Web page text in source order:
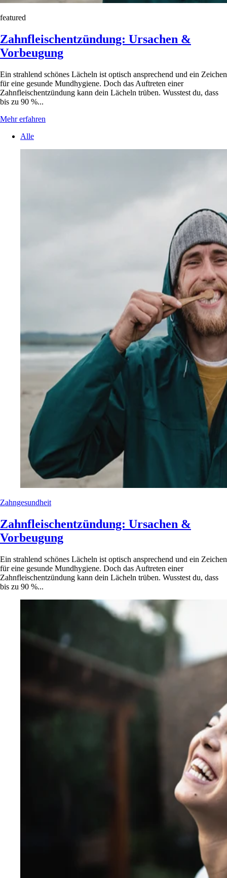
featured
Zahnfleischentzündung: Ursachen &
Vorbeugung
Ein strahlend schönes Lächeln ist optisch ansprechend und ein Zeichen
für eine gesunde Mundhygiene. Doch das Auftreten einer
Zahnfleischentzündung kann dein Lächeln trüben. Wusstest du, dass
bis zu 90 %...
Mehr erfahren
Alle
Zahngesundheit
Zahnfleischentzündung: Ursachen &
Vorbeugung
Ein strahlend schönes Lächeln ist optisch ansprechend und ein Zeichen
für eine gesunde Mundhygiene. Doch das Auftreten einer
Zahnfleischentzündung kann dein Lächeln trüben. Wusstest du, dass
bis zu 90 %...